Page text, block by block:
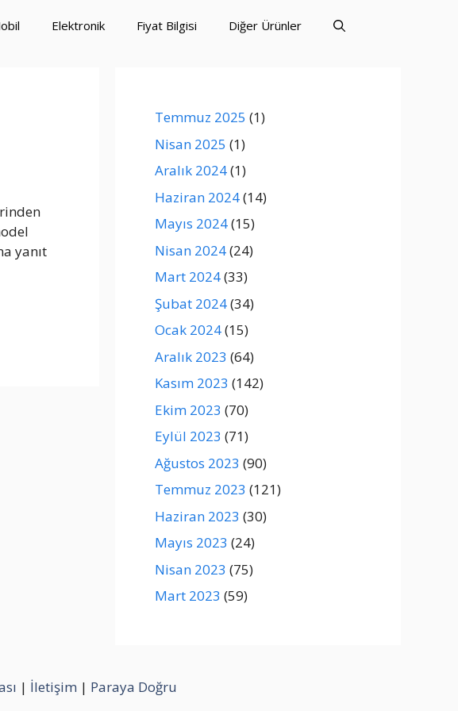
Elektronik Fiyat Bilgisi Diğer Ürünler
yanıt
Temmuz 2025 (1)
Nisan 2025 (1)
Aralık 2024(1)
Haziran 2024(14)
Mayıs 2024(15)
Nisan 2024(24)
Mart 2024(33)
Şubat 2024(34)
Ocak 2024(15)
Aralık 2023 (64)
Kasım 2023 (142)
Ekim 2023 (70)
Eylül 2023 (71)
Ağustos 2023 (90)
Temmuz 2023 (121)
Haziran 2023 (30)
Mayıs 2023 (24)
Nisan 2023 (75)
Mart 2023 (59)
| İletişim | Paraya Doğru